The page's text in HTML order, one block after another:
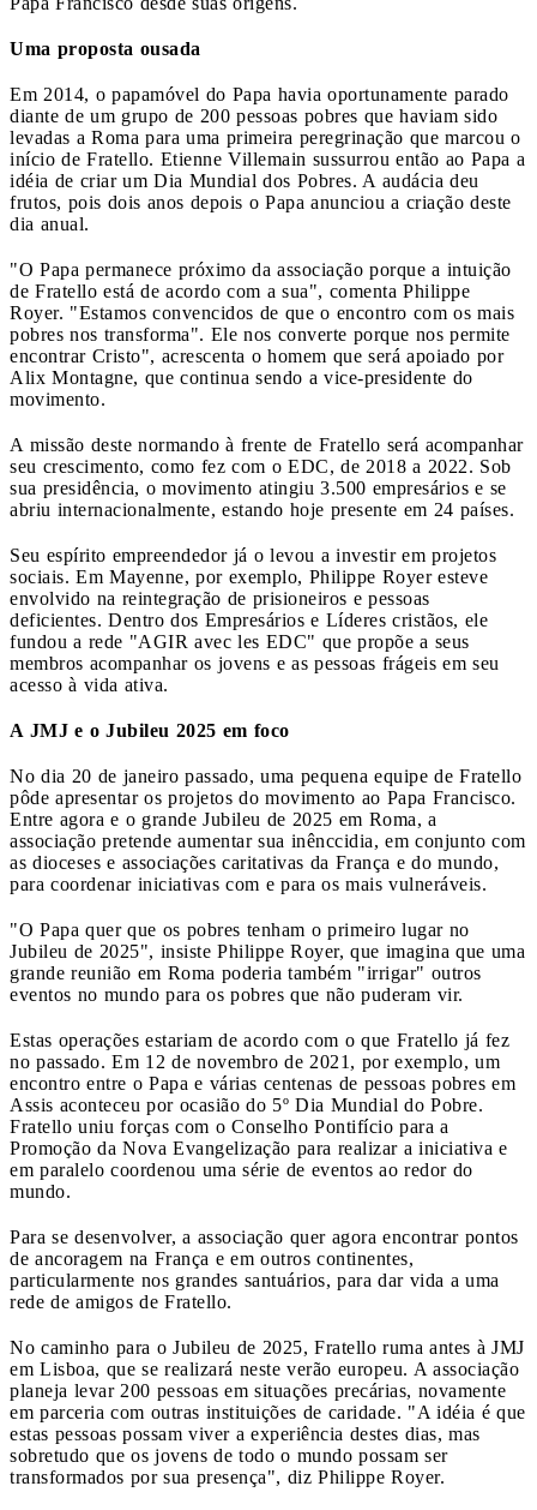
Uma proposta ousada
Em 2014, o papamóvel do Papa havia oportunamente parado
diante de um grupo de 200 pessoas pobres que haviam sido
levadas a Roma para uma primeira peregrinação que marcou o
início de Fratello. Etienne Villemain sussurrou então ao Papa a
idéia de criar um Dia Mundial dos Pobres. A audácia deu
frutos, pois dois anos depois o Papa anunciou a criação deste
dia anual.
"O Papa permanece próximo da associação porque a intuição
de Fratello está de acordo com a sua", comenta Philippe
Royer. "Estamos convencidos de que o encontro com os mais
pobres nos transforma". Ele nos converte porque nos permite
encontrar Cristo", acrescenta o homem que será apoiado por
Alix Montagne, que continua sendo a vice-presidente do
movimento.
A missão deste normando à frente de Fratello será acompanhar
seu crescimento, como fez com o EDC, de 2018 a 2022. Sob
sua presidência, o movimento atingiu 3.500 empresários e se
abriu internacionalmente, estando hoje presente em 24 países.
Seu espírito empreendedor já o levou a investir em projetos
sociais. Em Mayenne, por exemplo, Philippe Royer esteve
envolvido na reintegração de prisioneiros e pessoas
deficientes. Dentro dos Empresários e Líderes cristãos, ele
fundou a rede "AGIR avec les EDC" que propõe a seus
membros acompanhar os jovens e as pessoas frágeis em seu
acesso à vida ativa.
A JMJ e o Jubileu 2025 em foco
No dia 20 de janeiro passado, uma pequena equipe de Fratello
pôde apresentar os projetos do movimento ao Papa Francisco.
Entre agora e o grande Jubileu de 2025 em Roma, a
associação pretende aumentar sua inênccidia, em conjunto com
as dioceses e associações caritativas da França e do mundo,
para coordenar iniciativas com e para os mais vulneráveis.
"O Papa quer que os pobres tenham o primeiro lugar no
Jubileu de 2025", insiste Philippe Royer, que imagina que uma
grande reunião em Roma poderia também "irrigar" outros
eventos no mundo para os pobres que não puderam vir.
Estas operações estariam de acordo com o que Fratello já fez
no passado. Em 12 de novembro de 2021, por exemplo, um
encontro entre o Papa e várias centenas de pessoas pobres em
Assis aconteceu por ocasião do 5º Dia Mundial do Pobre.
Fratello uniu forças com o Conselho Pontifício para a
Promoção da Nova Evangelização para realizar a iniciativa e
em paralelo coordenou uma série de eventos ao redor do
mundo.
Para se desenvolver, a associação quer agora encontrar pontos
de ancoragem na França e em outros continentes,
particularmente nos grandes santuários, para dar vida a uma
rede de amigos de Fratello.
No caminho para o Jubileu de 2025, Fratello ruma antes à JMJ
em Lisboa, que se realizará neste verão europeu. A associação
planeja levar 200 pessoas em situações precárias, novamente
em parceria com outras instituições de caridade. "A idéia é que
estas pessoas possam viver a experiência destes dias, mas
sobretudo que os jovens de todo o mundo possam ser
transformados por sua presença", diz Philippe Royer.